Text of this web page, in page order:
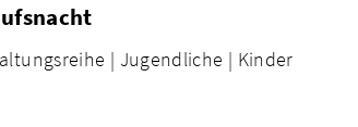
| Jugendliche | Kinder